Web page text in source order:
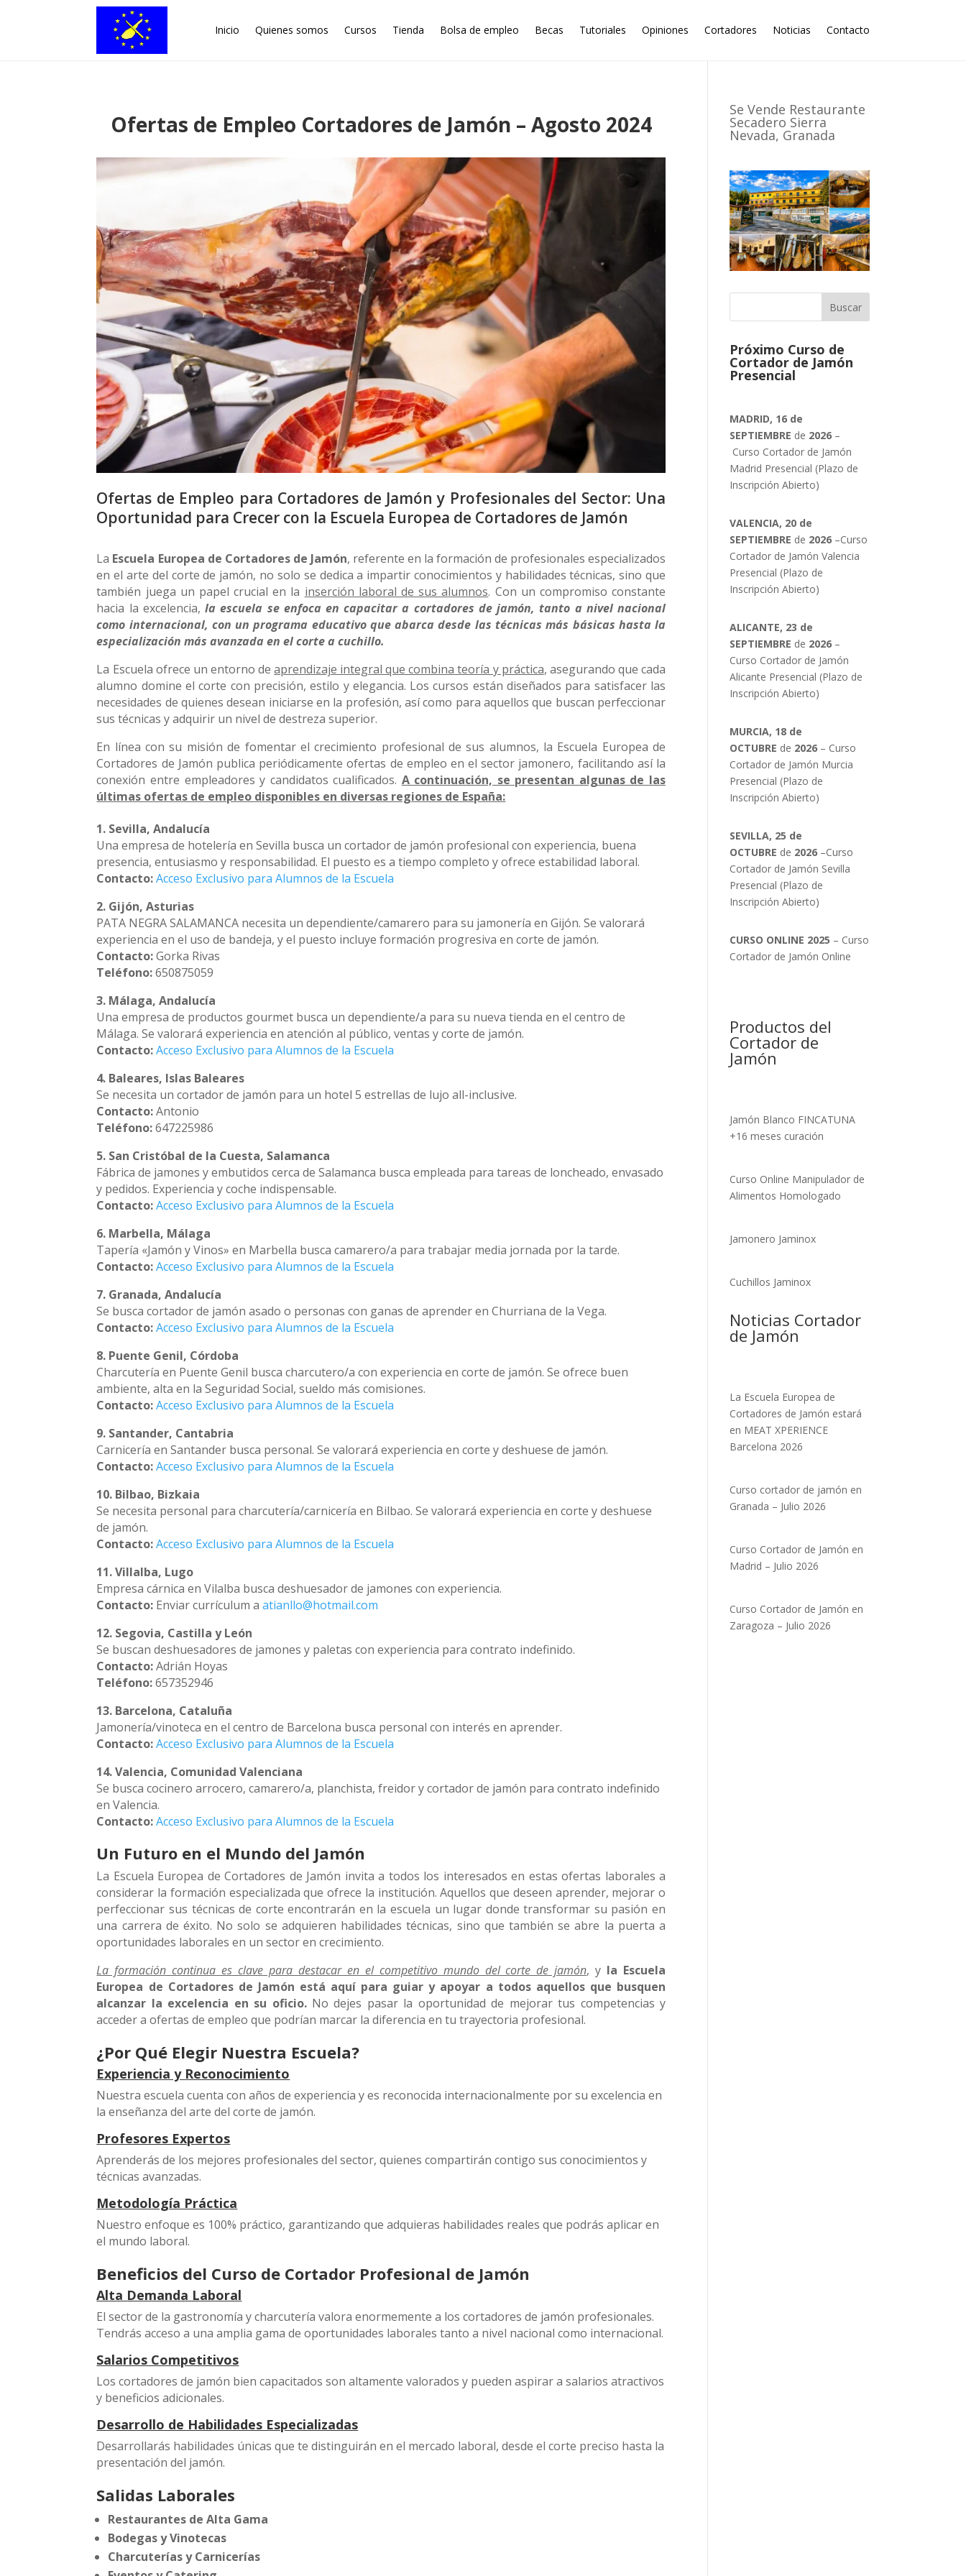
Inicio Quienes somos Cursos Tienda Bolsa de empleo Becas Tutoriales Opiniones Cortadores Noticias Contacto
Ofertas de Empleo Cortadores de Jamón – Agosto 2024
Ofertas de Empleo para Cortadores de Jamón y Profesionales del Sector: Una
Oportunidad para Crecer con la Escuela Europea de Cortadores de Jamón
La Escuela Europea de Cortadores de Jamón, referente en la formación de profesionales especializados
en el arte del corte de jamón, no solo se dedica a impartir conocimientos y habilidades técnicas, sino que
también juega un papel crucial en la inserción laboral de sus alumnos. Con un compromiso constante
hacia la excelencia,la escuela se enfoca en capacitar a cortadores de jamón, tanto a nivel nacional
como internacional, con un programa educativo que abarca desde las técnicas más básicas hasta la
especialización más avanzada en el corte a cuchillo.
La Escuela ofrece un entorno deaprendizaje integral que combina teoría y práctica, asegurando que cada
alumno domine el corte con precisión, estilo y elegancia. Los cursos están diseñados para satisfacer las
necesidades de quienes desean iniciarse en la profesión, así como para aquellos que buscan perfeccionar
sus técnicas y adquirir un nivel de destreza superior.
En línea con su misión de fomentar el crecimiento profesional de sus alumnos, la Escuela Europea de
Cortadores de Jamón publica periódicamente ofertas de empleo en el sector jamonero, facilitando así la
conexión entre empleadores y candidatos cualificados. A continuación, se presentan algunas de las
últimas ofertas de empleo disponibles en diversas regiones de España:
1. Sevilla, Andalucía
Una empresa de hotelería en Sevilla busca un cortador de jamón profesional con experiencia, buena
presencia, entusiasmo y responsabilidad. El puesto es a tiempo completo y ofrece estabilidad laboral.
Contacto: Acceso Exclusivo para Alumnos de la Escuela
2. Gijón, Asturias
PATA NEGRA SALAMANCA necesita un dependiente/camarero para su jamonería en Gijón. Se valorará
experiencia en el uso de bandeja, y el puesto incluye formación progresiva en corte de jamón.
Contacto:Gorka Rivas
Teléfono:650875059
3. Málaga, Andalucía
Una empresa de productos gourmet busca un dependiente/a para su nueva tienda en el centro de
Málaga. Se valorará experiencia en atención al público, ventas y corte de jamón.
Contacto: Acceso Exclusivo para Alumnos de la Escuela
4. Baleares, Islas Baleares
Se necesita un cortador de jamón para un hotel 5 estrellas de lujo all-inclusive.
Contacto:Antonio
Teléfono:647225986
5. San Cristóbal de la Cuesta, Salamanca
Fábrica de jamones y embutidos cerca de Salamanca busca empleada para tareas de loncheado, envasado
y pedidos. Experiencia y coche indispensable.
Contacto: Acceso Exclusivo para Alumnos de la Escuela
6. Marbella, Málaga
Tapería «Jamón y Vinos» en Marbella busca camarero/a para trabajar media jornada por la tarde.
Contacto: Acceso Exclusivo para Alumnos de la Escuela
7. Granada, Andalucía
Se busca cortador de jamón asado o personas con ganas de aprender en Churriana de la Vega.
Contacto: Acceso Exclusivo para Alumnos de la Escuela
8. Puente Genil, Córdoba
Charcutería en Puente Genil busca charcutero/a con experiencia en corte de jamón. Se ofrece buen
ambiente, alta en la Seguridad Social, sueldo más comisiones.
Contacto: Acceso Exclusivo para Alumnos de la Escuela
9. Santander, Cantabria
Carnicería en Santander busca personal. Se valorará experiencia en corte y deshuese de jamón.
Contacto: Acceso Exclusivo para Alumnos de la Escuela
10. Bilbao, Bizkaia
Se necesita personal para charcutería/carnicería en Bilbao. Se valorará experiencia en corte y deshuese
de jamón.
Contacto: Acceso Exclusivo para Alumnos de la Escuela
11. Villalba, Lugo
Empresa cárnica en Vilalba busca deshuesador de jamones con experiencia.
Contacto: Enviar currículum aatianllo@hotmail.com
12. Segovia, Castilla y León
Se buscan deshuesadores de jamones y paletas con experiencia para contrato indefinido.
Contacto:Adrián Hoyas
Teléfono:657352946
13. Barcelona, Cataluña
Jamonería/vinoteca en el centro de Barcelona busca personal con interés en aprender.
Contacto: Acceso Exclusivo para Alumnos de la Escuela
14. Valencia, Comunidad Valenciana
Se busca cocinero arrocero, camarero/a, planchista, freidor y cortador de jamón para contrato indefinido
en Valencia.
Contacto: Acceso Exclusivo para Alumnos de la Escuela
Un Futuro en el Mundo del Jamón
La Escuela Europea de Cortadores de Jamón invita a todos los interesados en estas ofertas laborales a
considerar la formación especializada que ofrece la institución. Aquellos que deseen aprender, mejorar o
perfeccionar sus técnicas de corte encontrarán en la escuela un lugar donde transformar su pasión en
una carrera de éxito. No solo se adquieren habilidades técnicas, sino que también se abre la puerta a
oportunidades laborales en un sector en crecimiento.
La formación continua es clave para destacar en el competitivo mundo del corte de jamón, y la Escuela
Europea de Cortadores de Jamón está aquí para guiar y apoyar a todos aquellos que busquen
alcanzar la excelencia en su oficio.No dejes pasar la oportunidad de mejorar tus competencias y
acceder a ofertas de empleo que podrían marcar la diferencia en tu trayectoria profesional.
¿Por Qué Elegir Nuestra Escuela?
Experiencia y Reconocimiento
Nuestra escuela cuenta con años de experiencia y es reconocida internacionalmente por su excelencia en
la enseñanza del arte del corte de jamón.
Profesores Expertos
Aprenderás de los mejores profesionales del sector, quienes compartirán contigo sus conocimientos y
técnicas avanzadas.
Metodología Práctica
Nuestro enfoque es 100% práctico, garantizando que adquieras habilidades reales que podrás aplicar en
el mundo laboral.
Beneficios del Curso de Cortador Profesional de Jamón
Alta Demanda Laboral
El sector de la gastronomía y charcutería valora enormemente a los cortadores de jamón profesionales.
Tendrás acceso a una amplia gama de oportunidades laborales tanto a nivel nacional como internacional.
Salarios Competitivos
Los cortadores de jamón bien capacitados son altamente valorados y pueden aspirar a salarios atractivos
y beneficios adicionales.
Desarrollo de Habilidades Especializadas
Desarrollarás habilidades únicas que te distinguirán en el mercado laboral, desde el corte preciso hasta la
presentación del jamón.
Salidas Laborales
Restaurantes de Alta Gama
Bodegas y Vinotecas
Charcuterías y Carnicerías
Se Vende Restaurante
Secadero Sierra
Nevada, Granada
Próximo Curso de
Cortador de Jamón
Presencial
MADRID, 16 de
SEPTIEMBRE de 2026 –
Curso Cortador de Jamón
Madrid Presencial (Plazo de
Inscripción Abierto)
VALENCIA, 20 de
SEPTIEMBRE de 2026 –Curso
Cortador de Jamón Valencia
Presencial (Plazo de
Inscripción Abierto)
ALICANTE, 23 de
SEPTIEMBRE de 2026 –
Curso Cortador de Jamón
Alicante Presencial (Plazo de
Inscripción Abierto)
MURCIA, 18 de
OCTUBRE de 2026 – Curso
Cortador de Jamón Murcia
Presencial (Plazo de
Inscripción Abierto)
SEVILLA, 25 de
OCTUBRE de 2026 –Curso
Cortador de Jamón Sevilla
Presencial (Plazo de
Inscripción Abierto)
CURSO ONLINE 2025 – Curso
Cortador de Jamón Online
Productos del
Cortador de
Jamón
Jamón Blanco FINCATUNA
+16 meses curación
Curso Online Manipulador de
Alimentos Homologado
Jamonero Jaminox
Cuchillos Jaminox
Noticias Cortador
de Jamón
La Escuela Europea de
Cortadores de Jamón estará
en MEAT XPERIENCE
Barcelona 2026
Curso cortador de jamón en
Granada – Julio 2026
Curso Cortador de Jamón en
Madrid – Julio 2026
Curso Cortador de Jamón en
Zaragoza – Julio 2026